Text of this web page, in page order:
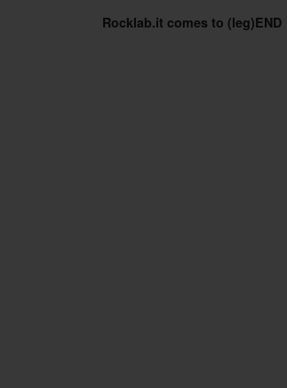
Rocklab.it comes to (leg)END